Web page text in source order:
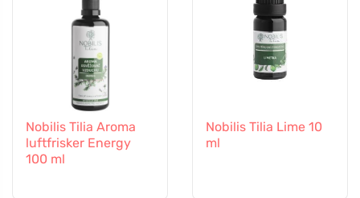
Nobilis Tilia Aroma
luftfrisker Energy
100 ml
Nobilis Tilia Lime 10
ml